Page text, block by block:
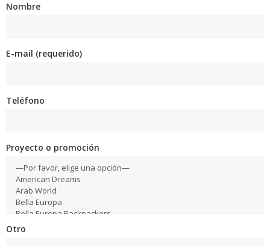
Nombre
E-mail (requerido)
Teléfono
Proyecto o promoción
Otro